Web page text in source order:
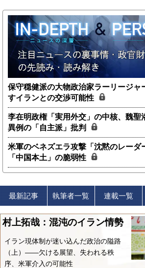
保守穏健派の大物政治家ラーリージャ
すイランとの交渉可能性
李在明政権「実用外交」の中核、魏聖
異例の「自主派」批判
米軍のベネズエラ攻撃「沈黙のレーダ
「中国本土」の脆弱性
最新記事 執筆者一覧 連載一覧
村上拓哉：混沌のイラン情勢
イラン現体制が迷い込んだ政治の隘路
（上）――欠ける展望、失われる秩
序、米軍介入の可能性